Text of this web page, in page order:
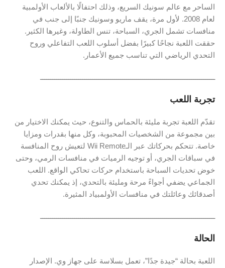
الساحر مع عالم سونيك السريع، وذلك احتفالًا بالألعاب الأولمبية
لعام 2008. لأول مرة، يقف ماريو وسونيك جنبًا إلى جنب في
منافسات تشمل الجري، السباحة، تنس الطاولة، وغيرها الكثير.
حققت اللعبة نجاحًا كبيرًا بفضل أسلوب اللعب التفاعلي وروح
التحدي الرياضي التي تناسب جميع الأعمار.
ـــــــــــــــــــــــــــــــــــــــــــــــــــــــــــــــــــــــــــــــــــــــ
تجربة اللعب
تقدّم اللعبة تجربة مليئة بالحماس والتنوع، حيث يمكنك الاختيار من
بين مجموعة من الشخصيات المحبوبة، وكل منها بقدرات ومزايا
خاصة. تتحكم بحركاتك عبر الـWii Remote لتعيش روح المنافسة
في سباقات الجري، أو توجيه الرميات في منافسات الرمي، وحتى
خوض تحديات السباحة باستخدام حركات تحاكي الواقع. اللعب
الجماعي يضفي أجواءً مرحة ومليئة بالتحدي، إذ يمكنك تحدي
أصدقائك وعائلتك في منافسات الأولمبياد المثيرة.
ـــــــــــــــــــــــــــــــــــــــــــــــــــــــــــــــــــــــــــــــــــــــ
الحالة
اللعبة بحالة “جيدة جدًا”، تعمل بسلاسة على جهاز وي. الإصدار